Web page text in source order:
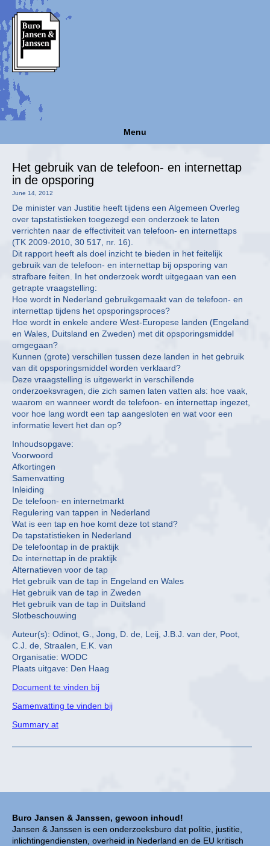
Menu
Buro Jansen & Janssen, gewoon inhoud!
Jansen & Janssen is een onderzoeksburo dat politie, justitie,
inlichtingendiensten, overheid in Nederland en de EU kritisch
Het gebruik van de telefoon- en internettap
in de opsporing
June 14, 2012
De minister van Justitie heeft tijdens een Algemeen Overleg
over tapstatistieken toegezegd een onderzoek te laten
verrichten naar de effectiviteit van telefoon- en internettaps
(TK 2009-2010, 30 517, nr. 16).
Dit rapport heeft als doel inzicht te bieden in het feitelijk
gebruik van de telefoon- en internettap bij opsporing van
strafbare feiten. In het onderzoek wordt uitgegaan van een
getrapte vraagstelling:
Hoe wordt in Nederland gebruikgemaakt van de telefoon- en
internettap tijdens het opsporingsproces?
Hoe wordt in enkele andere West-Europese landen (Engeland
en Wales, Duitsland en Zweden) met dit opsporingsmiddel
omgegaan?
Kunnen (grote) verschillen tussen deze landen in het gebruik
van dit opsporingsmiddel worden verklaard?
Deze vraagstelling is uitgewerkt in verschillende
onderzoeksvragen, die zich samen laten vatten als: hoe vaak,
waarom en wanneer wordt de telefoon- en internettap ingezet,
voor hoe lang wordt een tap aangesloten en wat voor een
informatie levert het dan op?
Inhoudsopgave:
Voorwoord
Afkortingen
Samenvatting
Inleiding
De telefoon- en internetmarkt
Regulering van tappen in Nederland
Wat is een tap en hoe komt deze tot stand?
De tapstatistieken in Nederland
De telefoontap in de praktijk
De internettap in de praktijk
Alternatieven voor de tap
Het gebruik van de tap in Engeland en Wales
Het gebruik van de tap in Zweden
Het gebruik van de tap in Duitsland
Slotbeschouwing
Auteur(s): Odinot, G., Jong, D. de, Leij, J.B.J. van der, Poot,
C.J. de, Straalen, E.K. van
Organisatie: WODC
Plaats uitgave: Den Haag
Document te vinden bij
Samenvatting te vinden bij
Summary at